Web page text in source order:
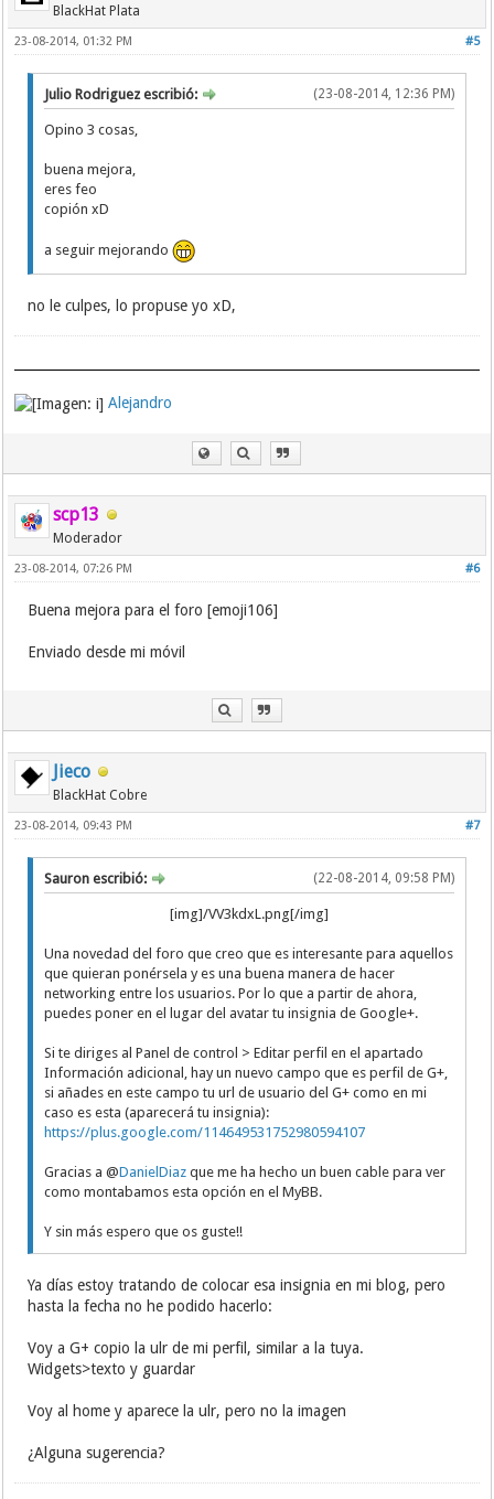
BlackHat Plata
#5
23-08-2014, 01:32 PM
(23-08-2014, 12:36 PM)
Julio Rodriguez escribió:
Opino 3 cosas,
buena mejora,
eres feo
copión xD
a seguir mejorando
no le culpes, lo propuse yo xD,
Alejandro
scp13
Moderador
#6
23-08-2014, 07:26 PM
Buena mejora para el foro [emoji106]
Enviado desde mi móvil
Jieco
BlackHat Cobre
#7
23-08-2014, 09:43 PM
(22-08-2014, 09:58 PM)
Sauron escribió:
[img]/VV3kdxL.png[/img]
Una novedad del foro que creo que es interesante para aquellos
que quieran ponérsela y es una buena manera de hacer
networking entre los usuarios. Por lo que a partir de ahora,
puedes poner en el lugar del avatar tu insignia de Google+.
Si te diriges al Panel de control > Editar perfil en el apartado
Información adicional, hay un nuevo campo que es perfil de G+,
si añades en este campo tu url de usuario del G+ como en mi
caso es esta (aparecerá tu insignia):
https://plus.google.com/114649531752980594107
Gracias a @DanielDiaz que me ha hecho un buen cable para ver
como montabamos esta opción en el MyBB.
Y sin más espero que os guste!!
Ya días estoy tratando de colocar esa insignia en mi blog, pero
hasta la fecha no he podido hacerlo:
Voy a G+ copio la ulr de mi perfil, similar a la tuya.
Widgets>texto y guardar
Voy al home y aparece la ulr, pero no la imagen
¿Alguna sugerencia?